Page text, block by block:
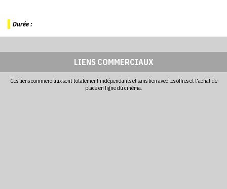
Durée :
LIENS COMMERCIAUX
Ces liens commerciaux sont totalement indépendants et sans lien avec les offres et l'achat de
place en ligne du cinéma.